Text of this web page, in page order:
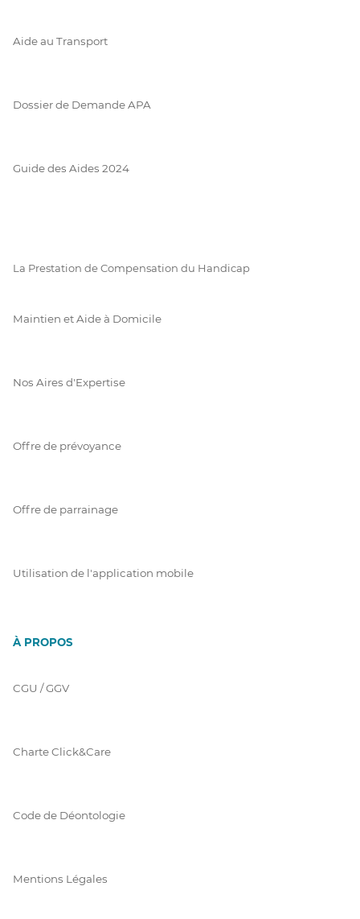
Aide au Transport
Dossier de Demande APA
Guide des Aides 2024
La Prestation de Compensation du Handicap
Maintien et Aide à Domicile
Nos Aires d'Expertise
Offre de prévoyance
Offre de parrainage
Utilisation de l'application mobile
À PROPOS
CGU / GGV
Charte Click&Care
Code de Déontologie
Mentions Légales